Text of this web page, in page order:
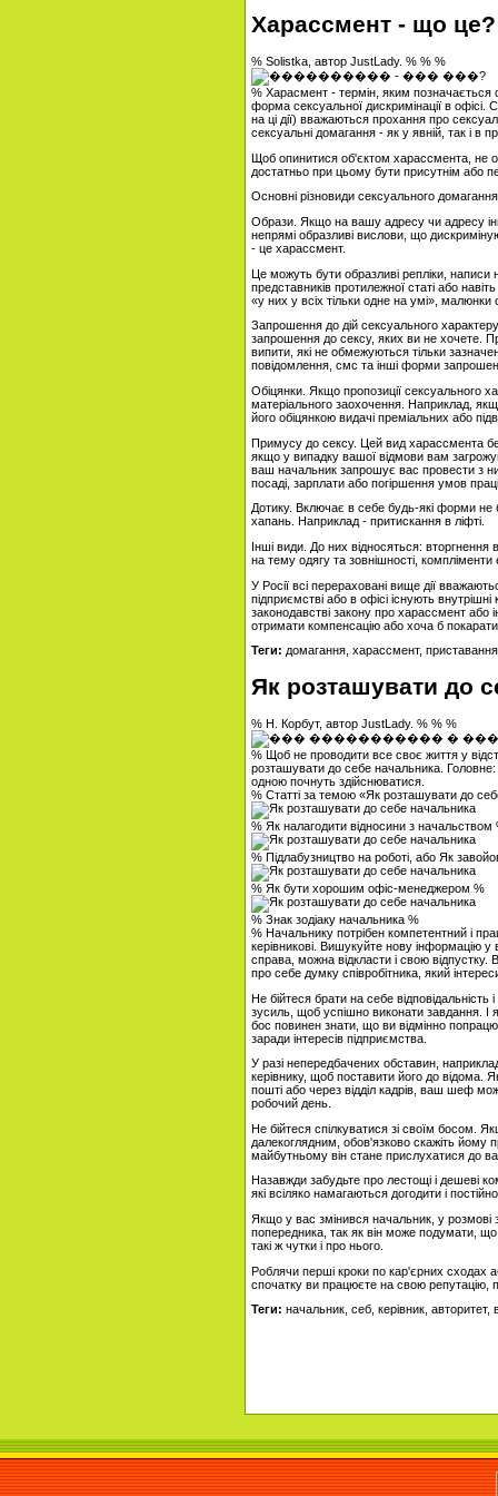
Харассмент - що це?
% Solistka, автор JustLady. % % %
% Харасмент - термін, яким позначається
форма сексуальної дискримінації в
на ці дії) вважаються прохання про
сексуальні домагання - як у явній, так і в
Щоб опинитися об'єктом харассмента, не
достатньо при цьому бути присутнім або
Основні різновиди сексуального
Образи. Якщо на вашу адресу чи адресу
непрямі образливі вислови, що
- це харассмент.
Це можуть бути образливі репліки, написи
представників протилежної статі або
«у них у всіх тільки одне на умі», малюнки
Запрошення до дій сексуального
запрошення до сексу, яких ви не хочете.
випити, які не обмежуються тільки
повідомлення, смс та інші форми
Обіцянки. Якщо пропозиції сексуального
матеріального заохочення. Наприклад,
його обіцянкою видачі преміальних або
Примусу до сексу. Цей вид харассмента
якщо у випадку вашої відмови вам
ваш начальник запрошує вас провести з
посаді, зарплати або погіршення умов
Дотику. Включає в себе будь-які форми не
хапань. Наприклад - притискання в ліфті.
Інші види. До них відносяться:
на тему одягу та зовнішності, компліменти
У Росії всі перераховані вище дії
підприємстві або в офісі існують
законодавстві закону про харассмент
отримати компенсацію або хоча б покарати
Теги: домагання, харассмент, приставання
Як розташувати до
% Н. Корбут, автор JustLady. % % %
% Щоб не проводити все своє життя у
розташувати до себе начальника. Головне:
одною почнуть здійснюватися.
% Статті за темою «Як розташувати до
% Як налагодити відносини з начальством
% Підлабузництво на роботі, або Як
% Як бути хорошим офіс-менеджером %
% Знак зодіаку начальника %
% Начальнику потрібен компетентний і
керівникові. Вишукуйте нову інформацію у
справа, можна відкласти і свою відпустку.
про себе думку співробітника, який
Не бійтеся брати на себе
зусиль, щоб успішно виконати завдання.
бос повинен знати, що ви відмінно
заради інтересів підприємства.
У разі непередбачених обставин,
керівнику, щоб поставити його до відома.
пошті або через відділ кадрів, ваш шеф
робочий день.
Не бійтеся спілкуватися зі своїм босом.
далекоглядним, обов'язково скажіть йому
майбутньому він стане прислухатися до
Назавжди забудьте про лестощі і дешеві
які всіляко намагаються догодити і
Якщо у вас змінився начальник, у розмові
попередника, так як він може подумати, що
такі ж чутки і про нього.
Роблячи перші кроки по кар'єрних
спочатку ви працюєте на свою репутацію,
Теги: начальник, себ, керівник,